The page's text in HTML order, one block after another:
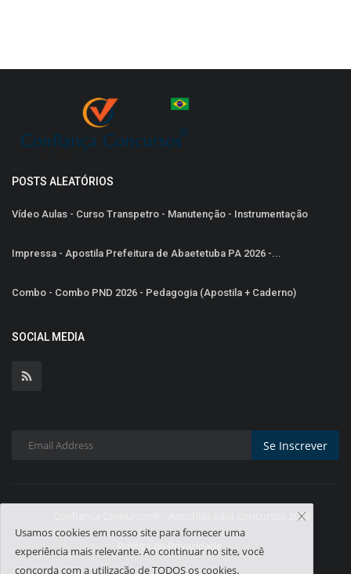
POSTS ALEATÓRIOS
Vídeo Aulas - Curso Transpetro - Manutenção - Instrumentação
Impressa - Apostila Prefeitura de Abaetetuba PA 2026 -...
Combo - Combo PND 2026 - Pedagogia (Apostila + Caderno)
SOCIAL MEDIA
Se Inscrever
Confiança Concursos® - Apostilas para Concursos 2024
Política de Privacidade
Usamos cookies em nosso site para fornecer uma
experiência mais relevante. Ao continuar no site, você
concorda com a utilização de TODOS os cookies.